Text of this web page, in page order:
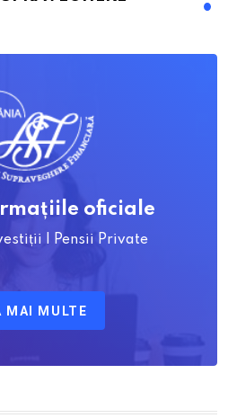
oficiale
| Pensii Private
MAI MULTE